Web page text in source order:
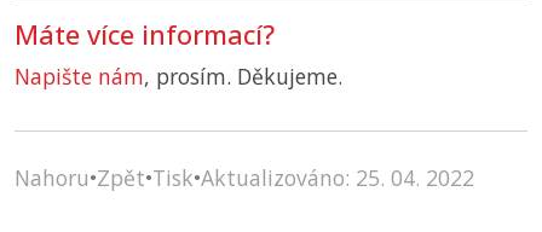
Máte více informací?
Napište nám, prosím. Děkujeme.
Nahoru•Zpět•Tisk•Aktualizováno: 25. 04. 2022